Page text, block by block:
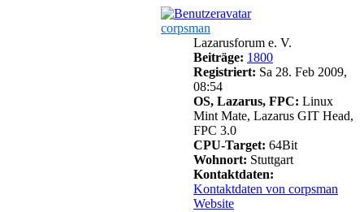
corpsman
Lazarusforum e. V.
Beiträge: 1800
Registriert: Sa 28. Feb 2009,
08:54
OS, Lazarus, FPC: Linux
Mint Mate, Lazarus GIT Head,
FPC 3.0
CPU-Target: 64Bit
Wohnort: Stuttgart
Kontaktdaten:
Kontaktdaten von corpsman
Website